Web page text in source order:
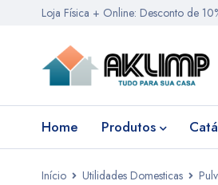
Loja Física + Online: Desconto de
Home Produtos
Início Utilidades Domesticas